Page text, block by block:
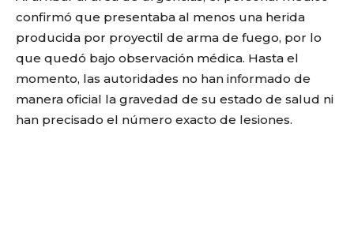
confirmó que presentaba al menos una herida
producida por proyectil de arma de fuego, por lo
que quedó bajo observación médica. Hasta el
momento, las autoridades no han informado de
manera oficial la gravedad de su estado de salud ni
han precisado el número exacto de lesiones.